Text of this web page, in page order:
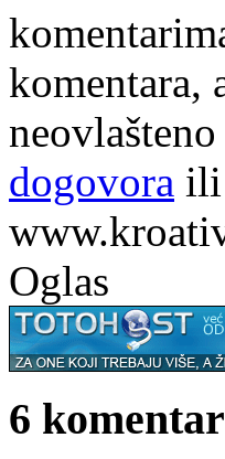
komentara,
dogovora ili
Oglas
6